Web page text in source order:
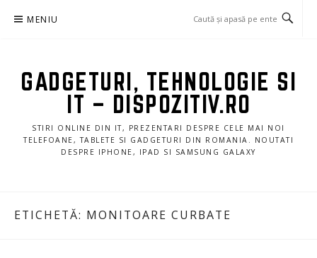
MENIU
GADGETURI, TEHNOLOGIE SI
IT – DISPOZITIV.RO
STIRI ONLINE DIN IT, PREZENTARI DESPRE CELE MAI NOI
TELEFOANE, TABLETE SI GADGETURI DIN ROMANIA. NOUTATI
DESPRE IPHONE, IPAD SI SAMSUNG GALAXY
ETICHETĂ: MONITOARE CURBATE